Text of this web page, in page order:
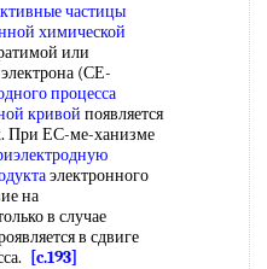
частицы
химической
или
(СЕ-
процесса
кривой появляется
При ЕС-ме-ханизме
электронного
на
в случае
в сдвиге
[c.193]